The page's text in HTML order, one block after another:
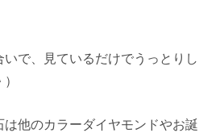
で、見ているだけでうっとりし
は他のカラーダイヤモンドやお誕